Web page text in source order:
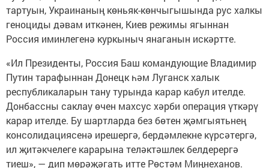
тартуын, Украинаның көньяк-көнчыгышында рус халкы
геноциды дәвам иткәнен, Киев режимы ягыннан
Россия иминлегенә куркыныч янаганын искәртте.
«Ил Президенты, Россия Баш командующие Владимир
Путин тарафыннан Донецк һәм Луганск халык
республикаларын тану турында карар кабул ителде.
Донбассны саклау өчен махсус хәрби операция үткәрү
карар ителде. Бу шартларда без бөтен җәмгыятьнең
консолидациясенә ирешергә, бердәмлекне күрсәтергә,
ил җитәкчелеге карарына теләктәшлек белдерергә
тиеш», — дип мөрәҗәгать итте Рөстәм Миңнеханов.